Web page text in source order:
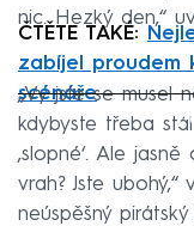
nic. Hezký den,“
ČTĚTE TAKÉ:
zabíjel proudem
scénáře
„Vy jste se musel
kdybyste třeba
‚slopné‘. Ale
vrah? Jste
neúspěšný